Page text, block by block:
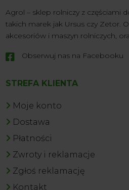
Agrol – sklep rolniczy z częściami
takich marek jak Ursus czy Zetor.
akcesoriów i maszyn rolniczych,
 Obserwuj nas na Facebooku
STREFA KLIENTA
Moje konto
Dostawa
Płatności
Zwroty i reklamacje
Zgłoś reklamację
Kontakt